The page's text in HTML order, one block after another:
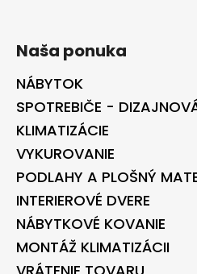
Naša ponuka
NÁBYTOK
SPOTREBIČE -
KLIMATIZÁCIE
VYKUROVANIE
PODLAHY A PLOŠNÝ
INTERIEROVÉ DVERE
NÁBYTKOVÉ KOVANIE
MONTÁŽ KLIMATIZÁCII